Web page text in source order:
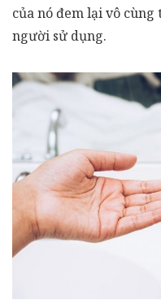
của nó đem lại vô cùng
người sử dụng.